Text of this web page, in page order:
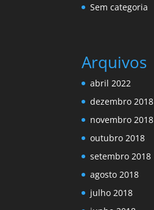
Sem categoria
Arquivos
abril 2022
dezembro 2018
novembro 2018
outubro 2018
setembro 2018
agosto 2018
julho 2018